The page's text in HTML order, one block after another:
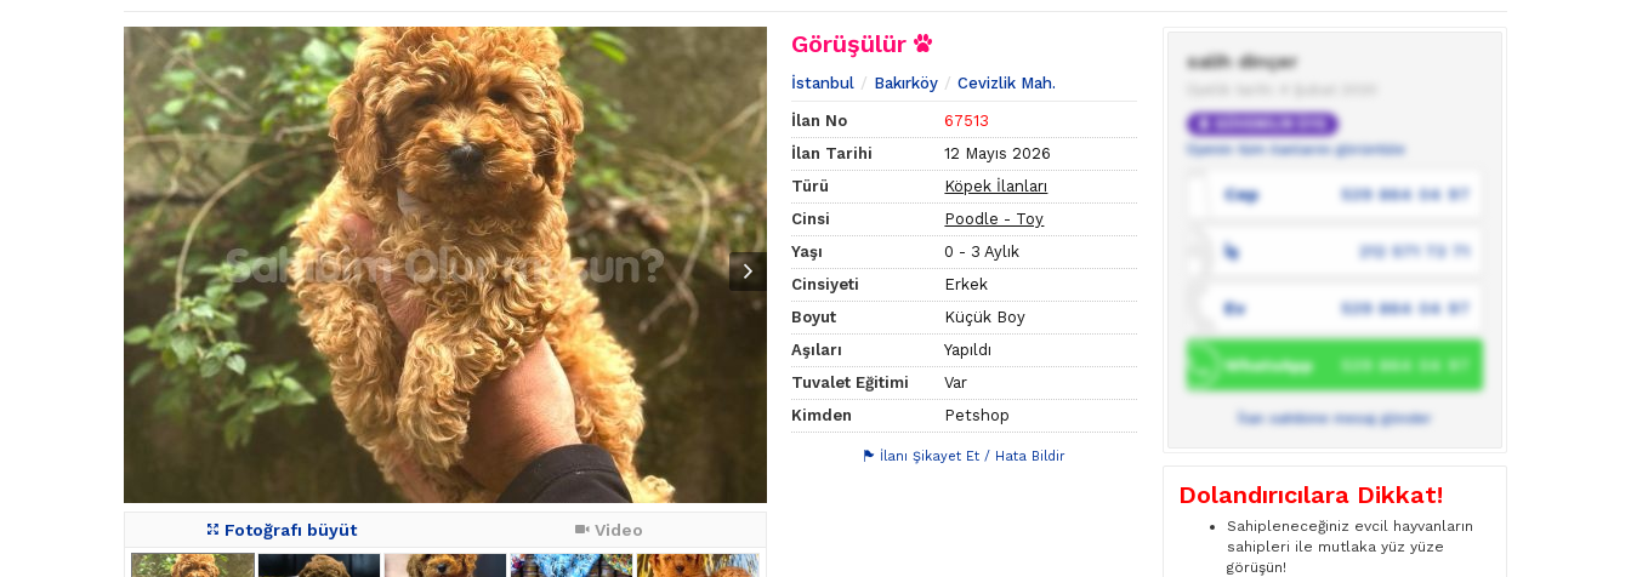
Fotoğrafı büyüt Video
Görüşülür
İstanbul Bakırköy Cevizlik Mah.
İlan No
67513
İlan Tarihi
12 Mayıs 2026
Türü
Köpek İlanları
Cinsi
Poodle - Toy
Yaşı
0 - 3 Aylık
Cinsiyeti
Erkek
Boyut
Küçük Boy
Aşıları
Yapıldı
Tuvalet Eğitimi
Var
Kimden
Petshop
İlanı Şikayet Et / Hata Bildir
salih dinçer
GÜVENİLİR ÜYE
Üyenin tüm ilanlarını görüntüle
Cep 539 864 04 97
İş 212 571 73 71
Ev 539 864 04 97
WhatsApp 539 864 04 97
İlan sahibine mesaj gönder
Dolandırıcılara Dikkat!
Sahipleneceğiniz evcil hayvanların
sahipleri ile mutlaka yüz yüze
görüşün!